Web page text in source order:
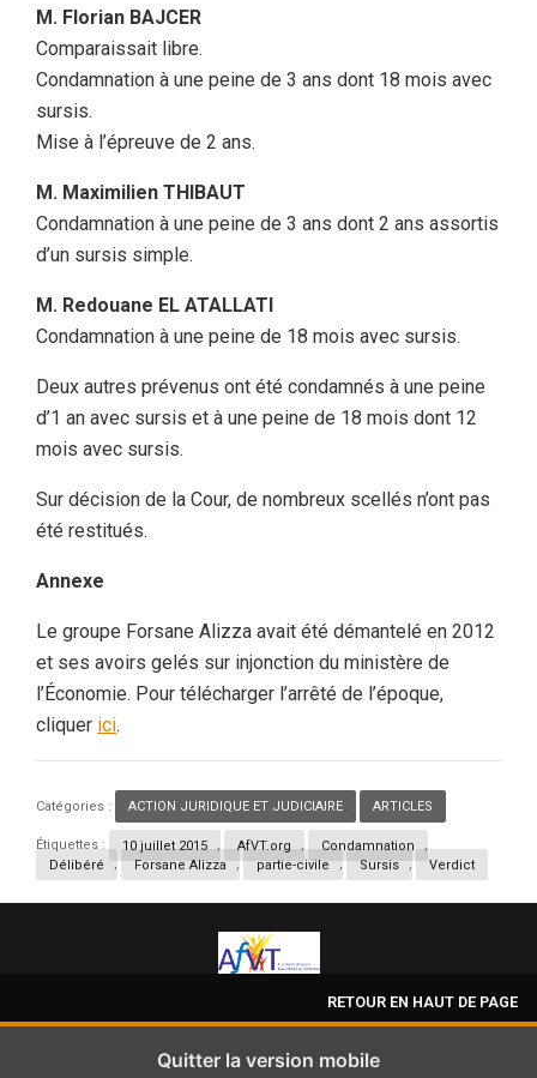
M. Florian BAJCER
Comparaissait libre.
Condamnation à une peine de 3 ans dont 18 mois avec
sursis.
Mise à l’épreuve de 2 ans.
M. Maximilien THIBAUT
Condamnation à une peine de 3 ans dont 2 ans assortis
d’un sursis simple.
M. Redouane EL ATALLATI
Condamnation à une peine de 18 mois avec sursis.
Deux autres prévenus ont été condamnés à une peine
d’1 an avec sursis et à une peine de 18 mois dont 12
mois avec sursis.
Sur décision de la Cour, de nombreux scellés n’ont pas
été restitués.
Annexe
Le groupe Forsane Alizza avait été démantelé en 2012
et ses avoirs gelés sur injonction du ministère de
l’Économie. Pour télécharger l’arrêté de l’époque,
cliquer ici.
Catégories : ACTION JURIDIQUE ET JUDICIAIRE ARTICLES
Étiquettes : 10 juillet 2015 , AfVT.org , Condamnation
,
Délibéré
, Forsane Alizza , partie-civile , Sursis , Verdict
RETOUR EN HAUT DE PAGE
Quitter la version mobile